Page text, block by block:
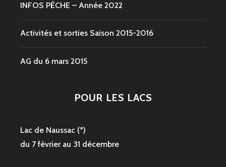
INFOS PÊCHE – Année 2022
Activités et sorties Saison 2015-2016
AG du 6 mars 2015
POUR LES LACS
Lac de Naussac (*)
du 7 février au 31 décembre